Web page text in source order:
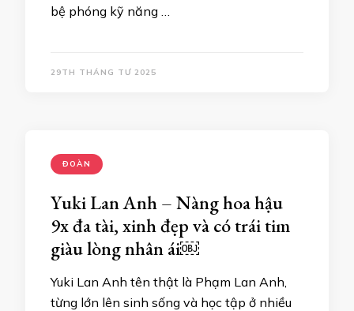
bệ phóng kỹ năng …
29TH THÁNG TƯ 2025
ĐOÀN
Yuki Lan Anh – Nàng hoa hậu
9x đa tài, xinh đẹp và có trái tim
giàu lòng nhân ái￼
Yuki Lan Anh tên thật là Phạm Lan Anh,
từng lớn lên sinh sống và học tập ở nhiều